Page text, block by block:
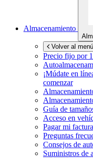
Almacenamiento
Volver al
Precio fijo por
¡Múdate en
comenzar
Guía de
Acceso en
Pagar mi
Preguntas
Consejos de
Suministros de